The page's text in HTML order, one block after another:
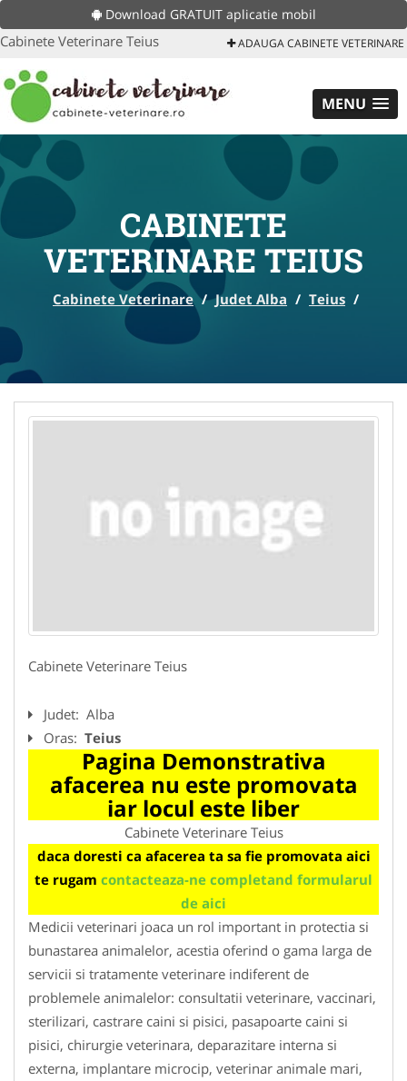
Download GRATUIT aplicatie mobil
Cabinete Veterinare Teius ADAUGA CABINETE VETERINARE
MENU
CABINETE
VETERINARE TEIUS
Cabinete Veterinare / Judet Alba / Teius /
Cabinete Veterinare Teius
Judet: Alba
Oras: Teius
Pagina Demonstrativa
afacerea nu este promovata
iar locul este liber
Cabinete Veterinare Teius
daca doresti ca afacerea ta sa fie promovata aici
te rugam contacteaza-ne completand formularul
de aici
Medicii veterinari joaca un rol important in protectia si
bunastarea animalelor, acestia oferind o gama larga de
servicii si tratamente veterinare indiferent de
problemele animalelor: consultatii veterinare, vaccinari,
sterilizari, castrare caini si pisici, pasapoarte caini si
pisici, chirurgie veterinara, deparazitare interna si
externa, implantare microcip, veterinar animale mari,